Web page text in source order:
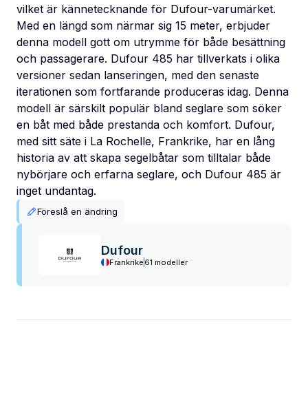
vilket är kännetecknande för Dufour-varumärket.
Med en längd som närmar sig 15 meter, erbjuder
denna modell gott om utrymme för både besättning
och passagerare. Dufour 485 har tillverkats i olika
versioner sedan lanseringen, med den senaste
iterationen som fortfarande produceras idag. Denna
modell är särskilt populär bland seglare som söker
en båt med både prestanda och komfort. Dufour,
med sitt säte i La Rochelle, Frankrike, har en lång
historia av att skapa segelbåtar som tilltalar både
nybörjare och erfarna seglare, och Dufour 485 är
inget undantag.
Föreslå en ändring
Dufour
Frankrike 61 modeller